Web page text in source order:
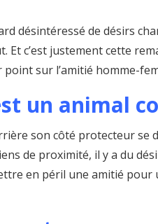
désintéressé de désirs
c’est justement cette
sur l’amitié homme-
un animal
son côté protecteur
de proximité, il y a du
en péril une amitié pour